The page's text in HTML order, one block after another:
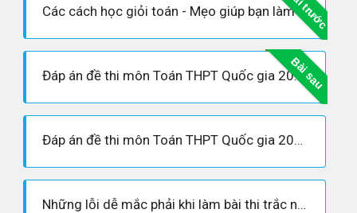
Các cách học giỏi toán - Mẹo giúp bạn làm chủ các bài toán khó nhằn
Bài sau
Đáp án đề thi môn Toán THPT Quốc gia 2019 cập nhật nhanh nhất
Đáp án đề thi môn Toán THPT Quốc gia 2019 mã đề 120
Những lỗi dễ mắc phải khi làm bài thi trắc nghiệm